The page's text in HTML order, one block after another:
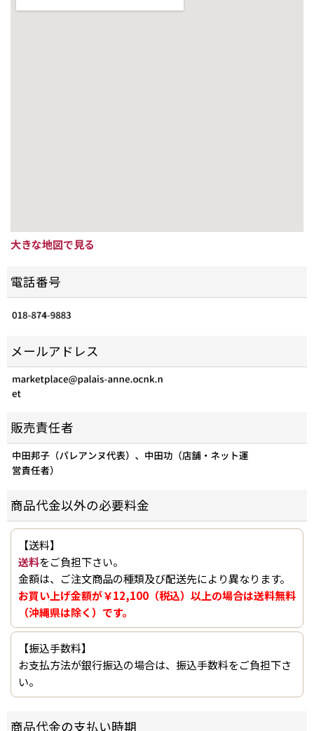
大きな地図で見る
電話番号
メールアドレス
販売責任者
商品代金以外の必要料金
【送料】
送料をご負担下さい。
金額は、ご注文商品の種類及び配送先により異なります。
お買い上げ金額が￥12,100（税込）以上の場合は送料無料
（沖縄県は除く）です。
【振込手数料】
お支払方法が銀行振込の場合は、振込手数料をご負担下さ
い。
商品代金の支払い時期